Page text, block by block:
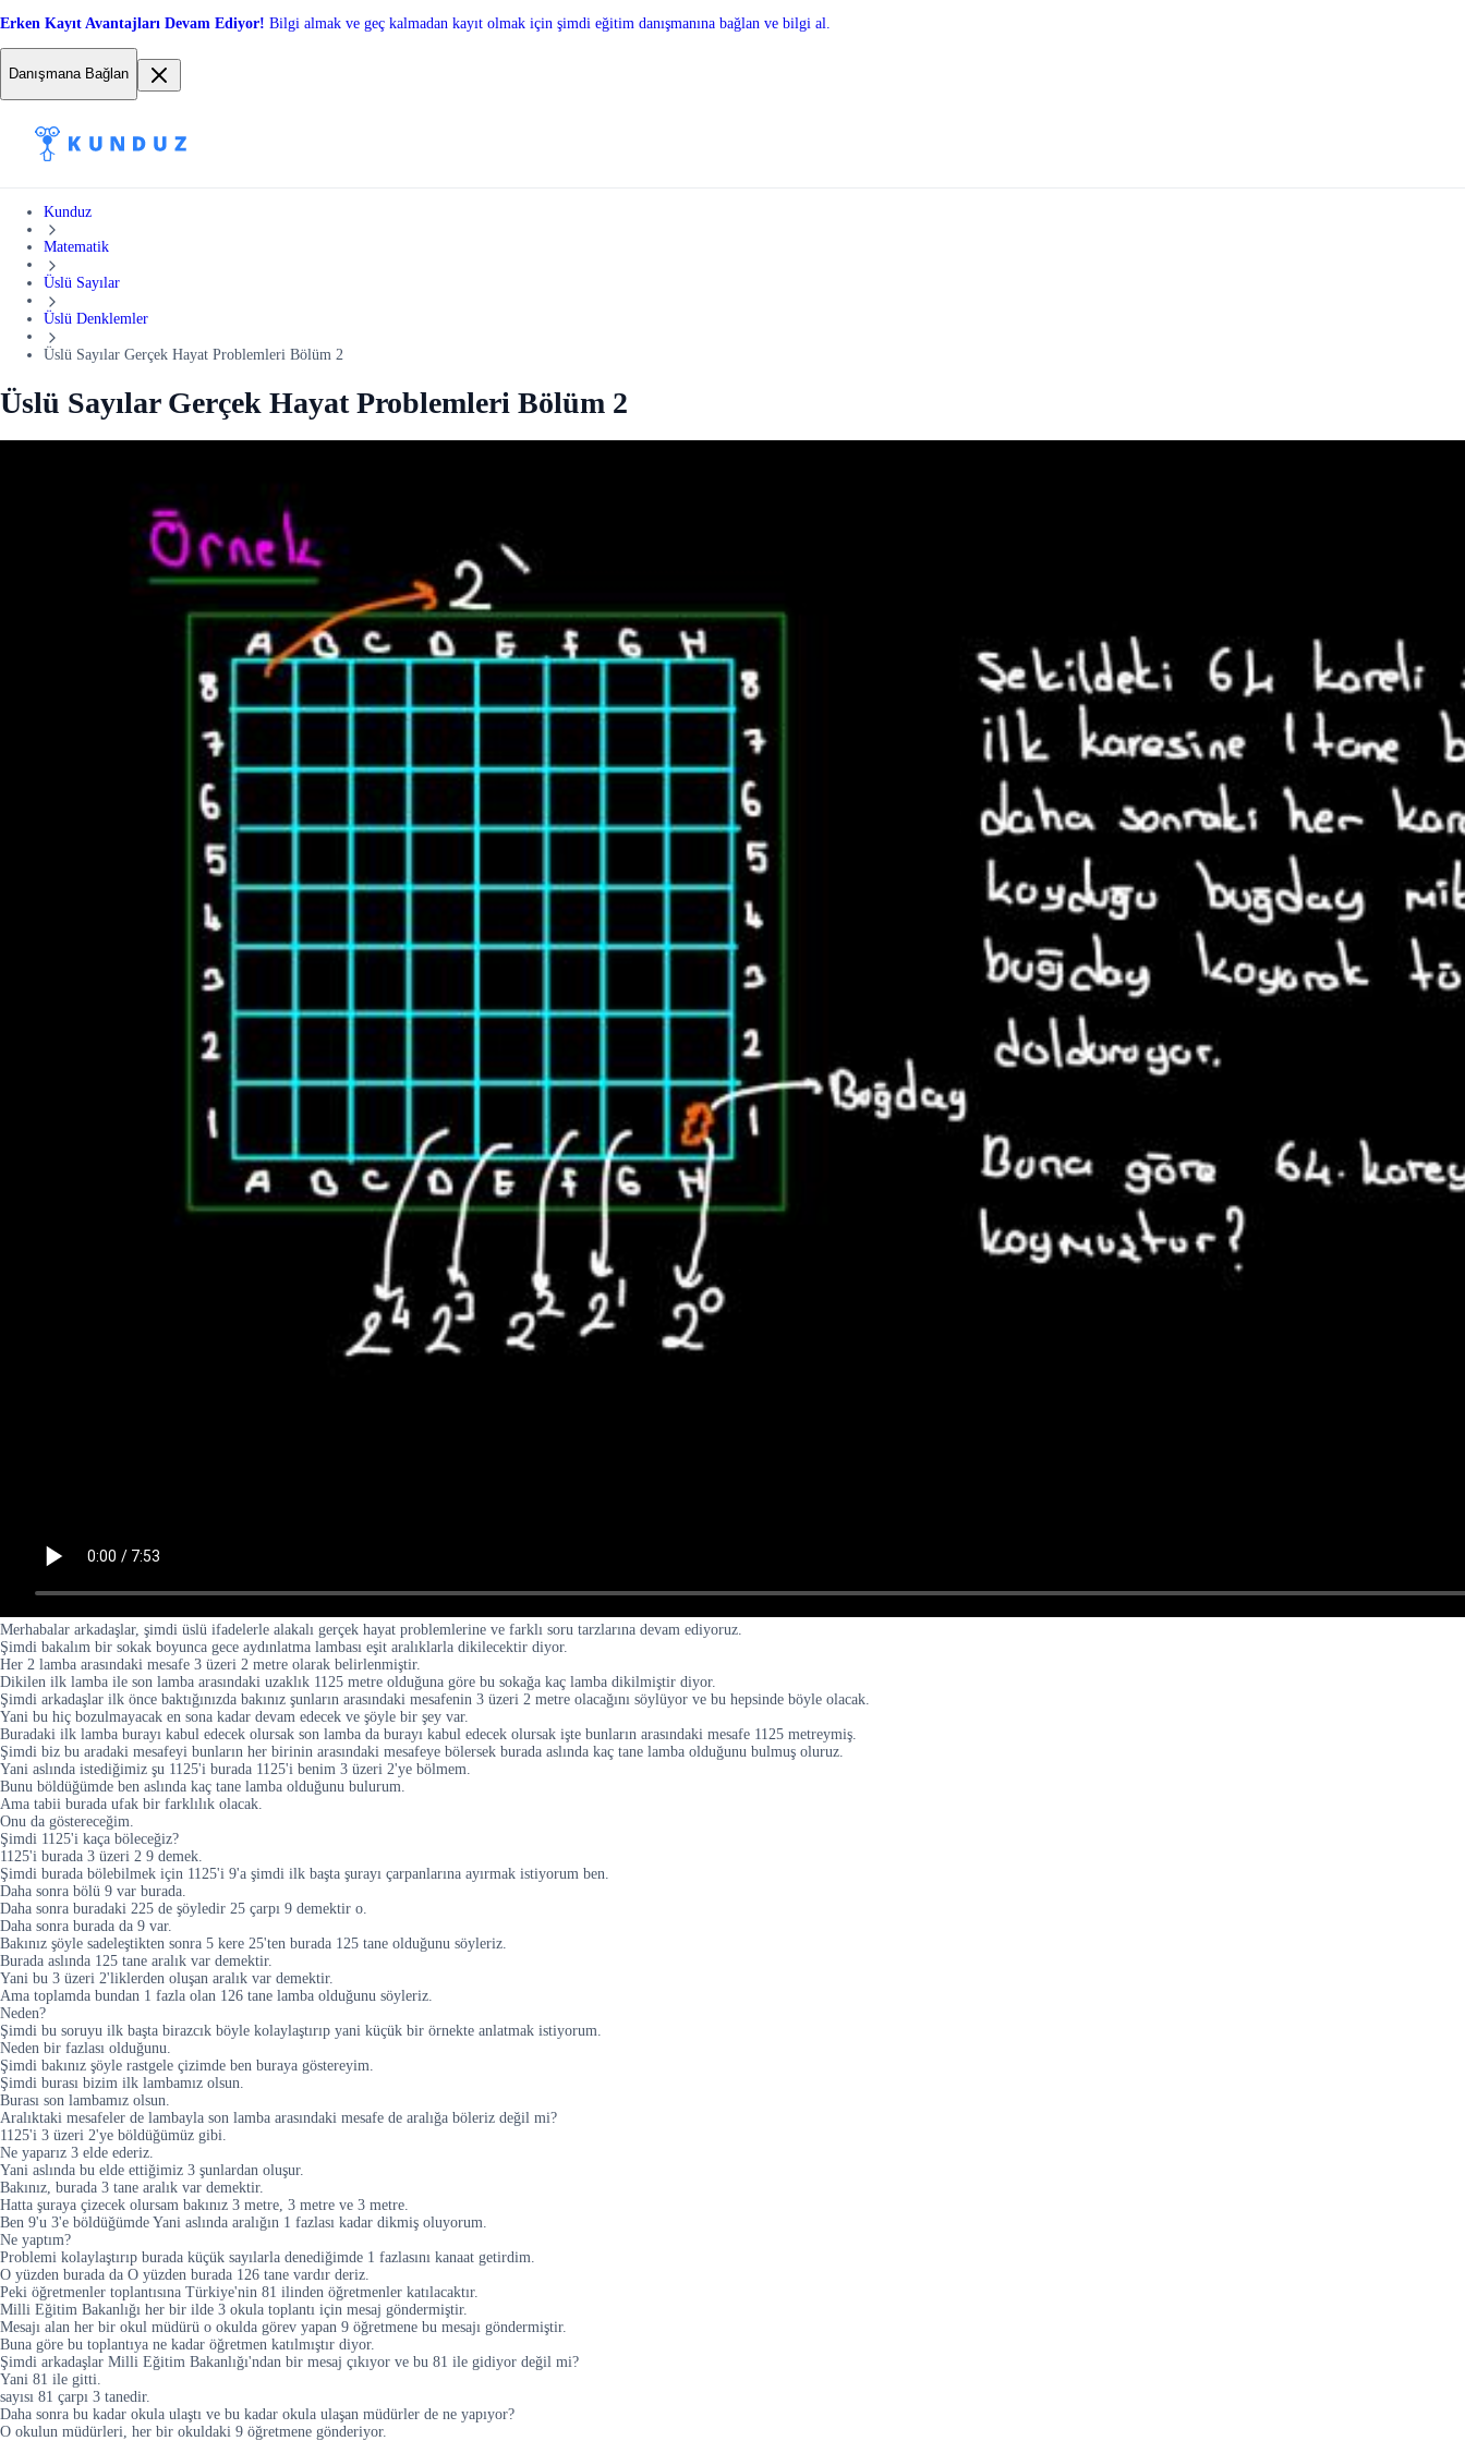
Erken Kayıt Avantajları Devam Ediyor! Bilgi almak ve geç kalmadan kayıt olmak için şimdi eğitim danışmanına bağlan ve bilgi al.
Danışmana Bağlan
Kunduz
Matematik
Üslü Sayılar
Üslü Denklemler
Üslü Sayılar Gerçek Hayat Problemleri Bölüm 2
Üslü Sayılar Gerçek Hayat Problemleri Bölüm 2
Merhabalar arkadaşlar, şimdi üslü ifadelerle alakalı gerçek hayat problemlerine ve farklı soru tarzlarına devam ediyoruz.
Şimdi bakalım bir sokak boyunca gece aydınlatma lambası eşit aralıklarla dikilecektir diyor.
Her 2 lamba arasındaki mesafe 3 üzeri 2 metre olarak belirlenmiştir.
Dikilen ilk lamba ile son lamba arasındaki uzaklık 1125 metre olduğuna göre bu sokağa kaç lamba dikilmiştir diyor.
Şimdi arkadaşlar ilk önce baktığınızda bakınız şunların arasındaki mesafenin 3 üzeri 2 metre olacağını söylüyor ve bu hepsinde böyle olacak.
Yani bu hiç bozulmayacak en sona kadar devam edecek ve şöyle bir şey var.
Buradaki ilk lamba burayı kabul edecek olursak son lamba da burayı kabul edecek olursak işte bunların arasındaki mesafe 1125 metreymiş.
Şimdi biz bu aradaki mesafeyi bunların her birinin arasındaki mesafeye bölersek burada aslında kaç tane lamba olduğunu bulmuş oluruz.
Yani aslında istediğimiz şu 1125'i burada 1125'i benim 3 üzeri 2'ye bölmem.
Bunu böldüğümde ben aslında kaç tane lamba olduğunu bulurum.
Ama tabii burada ufak bir farklılık olacak.
Onu da göstereceğim.
Şimdi 1125'i kaça böleceğiz?
1125'i burada 3 üzeri 2 9 demek.
Şimdi burada bölebilmek için 1125'i 9'a şimdi ilk başta şurayı çarpanlarına ayırmak istiyorum ben.
Daha sonra bölü 9 var burada.
Daha sonra buradaki 225 de şöyledir 25 çarpı 9 demektir o.
Daha sonra burada da 9 var.
Bakınız şöyle sadeleştikten sonra 5 kere 25'ten burada 125 tane olduğunu söyleriz.
Burada aslında 125 tane aralık var demektir.
Yani bu 3 üzeri 2'liklerden oluşan aralık var demektir.
Ama toplamda bundan 1 fazla olan 126 tane lamba olduğunu söyleriz.
Neden?
Şimdi bu soruyu ilk başta birazcık böyle kolaylaştırıp yani küçük bir örnekte anlatmak istiyorum.
Neden bir fazlası olduğunu.
Şimdi bakınız şöyle rastgele çizimde ben buraya göstereyim.
Şimdi burası bizim ilk lambamız olsun.
Burası son lambamız olsun.
Aralıktaki mesafeler de lambayla son lamba arasındaki mesafe de aralığa böleriz değil mi?
1125'i 3 üzeri 2'ye böldüğümüz gibi.
Ne yaparız 3 elde ederiz.
Yani aslında bu elde ettiğimiz 3 şunlardan oluşur.
Bakınız, burada 3 tane aralık var demektir.
Hatta şuraya çizecek olursam bakınız 3 metre, 3 metre ve 3 metre.
Ben 9'u 3'e böldüğümde Yani aslında aralığın 1 fazlası kadar dikmiş oluyorum.
Ne yaptım?
Problemi kolaylaştırıp burada küçük sayılarla denediğimde 1 fazlasını kanaat getirdim.
O yüzden burada da O yüzden burada 126 tane vardır deriz.
Peki öğretmenler toplantısına Türkiye'nin 81 ilinden öğretmenler katılacaktır.
Milli Eğitim Bakanlığı her bir ilde 3 okula toplantı için mesaj göndermiştir.
Mesajı alan her bir okul müdürü o okulda görev yapan 9 öğretmene bu mesajı göndermiştir.
Buna göre bu toplantıya ne kadar öğretmen katılmıştır diyor.
Şimdi arkadaşlar Milli Eğitim Bakanlığı'ndan bir mesaj çıkıyor ve bu 81 ile gidiyor değil mi?
Yani 81 ile gitti.
sayısı 81 çarpı 3 tanedir.
Daha sonra bu kadar okula ulaştı ve bu kadar okula ulaşan müdürler de ne yapıyor?
O okulun müdürleri, her bir okuldaki 9 öğretmene gönderiyor.